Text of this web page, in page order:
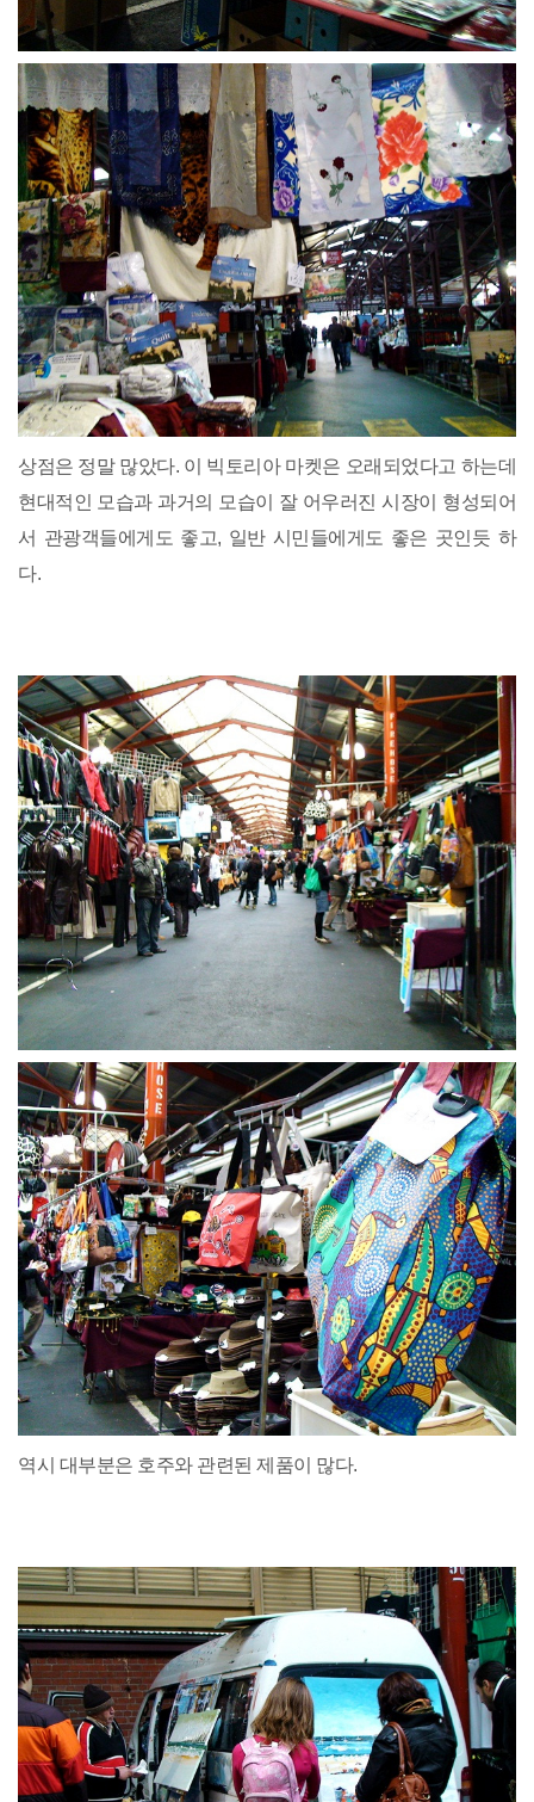
상점은 정말 많았다. 이 빅토리아 마켓은 오래되었다고 하는데
현대적인 모습과 과거의 모습이 잘 어우러진 시장이 형성되어
서 관광객들에게도 좋고, 일반 시민들에게도 좋은 곳인듯 하
다.
역시 대부분은 호주와 관련된 제품이 많다.